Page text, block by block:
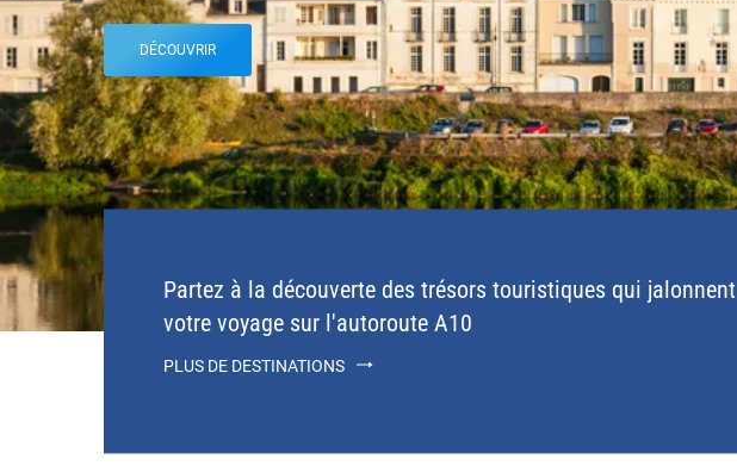
DÉCOUVRIR
Partez à la découverte des trésors touristiques qui jalonnent
votre voyage sur l'autoroute A10
PLUS DE DESTINATIONS